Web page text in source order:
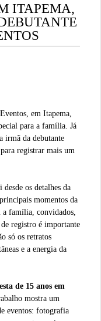
ITAPEMA,
em Itapema,
para a família. Já
irmã da debutante
registrar mais um
os detalhes da
momentos da
a família, convidados,
registro é importante
só os retratos
e a energia da
de 15 anos em
mostra um
eventos: fotografia